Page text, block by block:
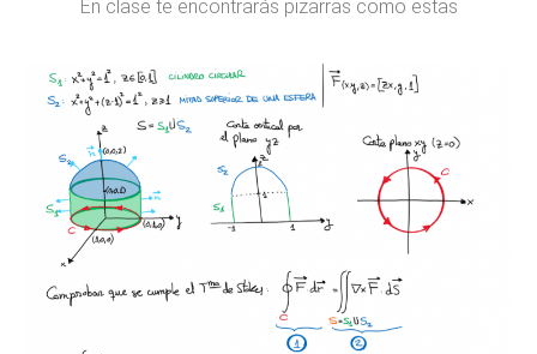
En clase te encontrarás pizarras como estas